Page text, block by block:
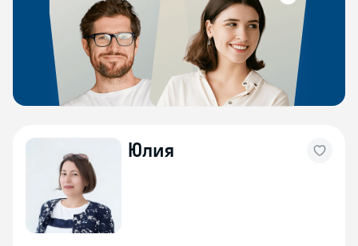
Юлия